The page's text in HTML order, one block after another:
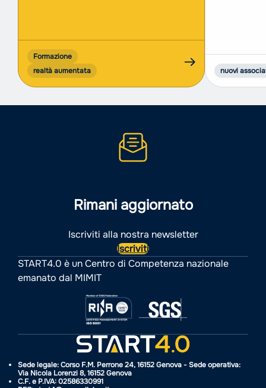
Formazione
realtà aumentata
nuovi
Rimani aggiornato
Iscriviti alla nostra newsletter
Iscriviti
START4.0 è un Centro di Competenza nazionale
emanato dal MIMIT
Sede legale: Corso F.M. Perrone 24, 16152 Genova - Sede operativa:
Via Nicola Lorenzi 8, 16152 Genova
C.F. e P.IVA: 02586330991